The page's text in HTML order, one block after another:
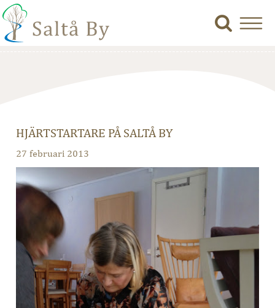
HJÄRTSTARTARE PÅ SALTÅ BY
27 februari 2013